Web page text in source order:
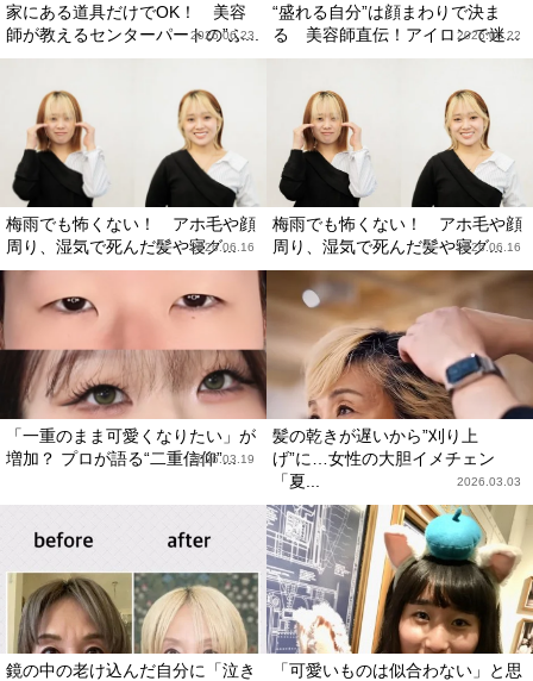
家にある道具だけでOK！ 美容
師が教えるセンターパートの”ふ...
2026.06.23
“盛れる自分”は顔まわりで決ま
る 美容師直伝！アイロンで迷...
2026.06.22
梅雨でも怖くない！ アホ毛や顔
周り、湿気で死んだ髪や寝グ...
2026.06.16
梅雨でも怖くない！ アホ毛や顔
周り、湿気で死んだ髪や寝グ...
2026.06.16
「一重のまま可愛くなりたい」が
増加？ プロが語る“二重信仰”...
2026.03.19
髪の乾きが遅いから”刈り上
げ”に…女性の大胆イメチェン
「夏...
2026.03.03
鏡の中の老け込んだ自分に「泣き
「可愛いものは似合わない」と思